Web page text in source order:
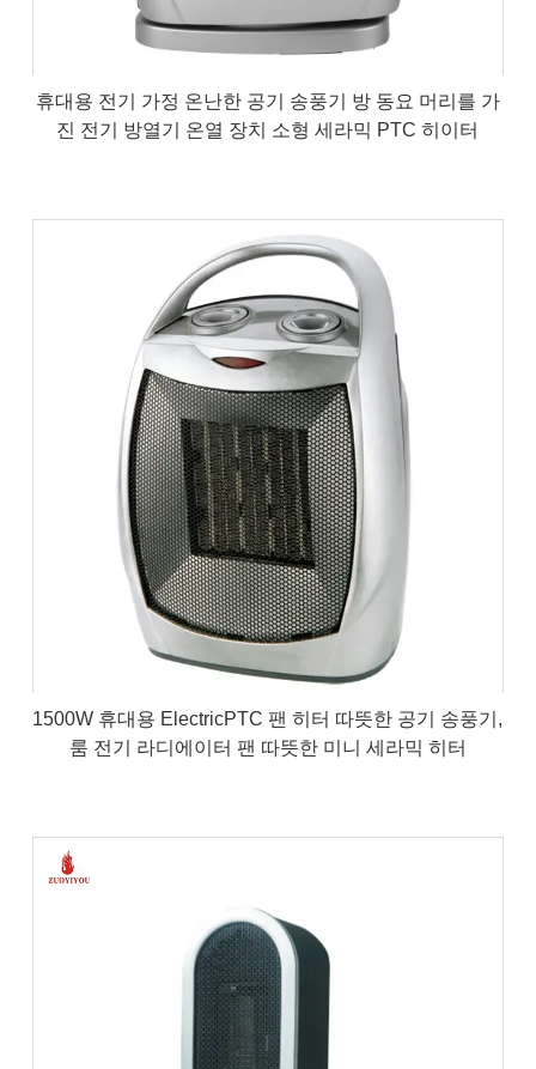
휴대용 전기 가정 온난한 공기 송풍기 방 동요 머리를 가
진 전기 방열기 온열 장치 소형 세라믹 PTC 히이터
1500W 휴대용 ElectricPTC 팬 히터 따뜻한 공기 송풍기,
룸 전기 라디에이터 팬 따뜻한 미니 세라믹 히터